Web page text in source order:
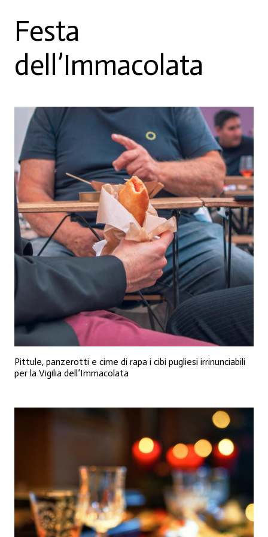
Festa
dell’Immacolata
Pittule, panzerotti e cime di rapa i cibi pugliesi irrinunciabili
per la Vigilia dell’Immacolata